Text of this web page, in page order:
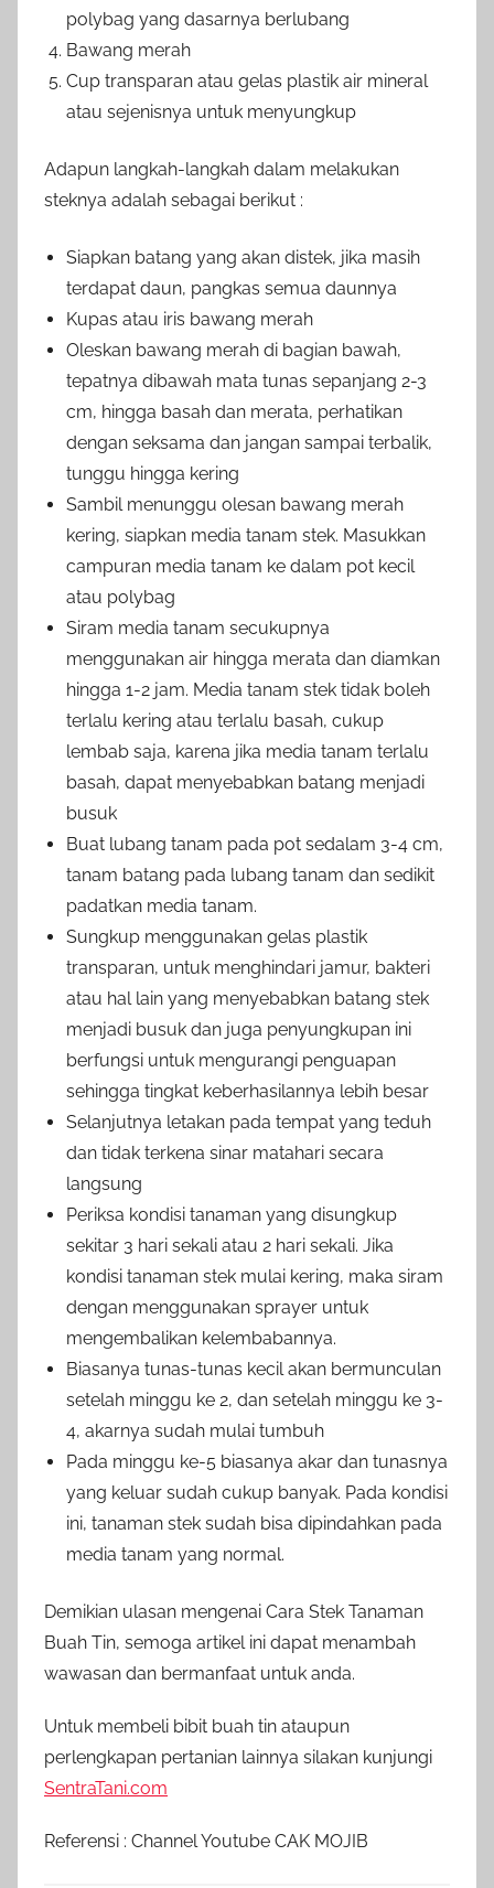
polybag yang dasarnya berlubang
Bawang merah
Cup transparan atau gelas plastik air mineral
atau sejenisnya untuk menyungkup
Adapun langkah-langkah dalam melakukan
steknya adalah sebagai berikut :
Siapkan batang yang akan distek, jika masih
terdapat daun, pangkas semua daunnya
Kupas atau iris bawang merah
Oleskan bawang merah di bagian bawah,
tepatnya dibawah mata tunas sepanjang 2-3
cm, hingga basah dan merata, perhatikan
dengan seksama dan jangan sampai terbalik,
tunggu hingga kering
Sambil menunggu olesan bawang merah
kering, siapkan media tanam stek. Masukkan
campuran media tanam ke dalam pot kecil
atau polybag
Siram media tanam secukupnya
menggunakan air hingga merata dan diamkan
hingga 1-2 jam. Media tanam stek tidak boleh
terlalu kering atau terlalu basah, cukup
lembab saja, karena jika media tanam terlalu
basah, dapat menyebabkan batang menjadi
busuk
Buat lubang tanam pada pot sedalam 3-4 cm,
tanam batang pada lubang tanam dan sedikit
padatkan media tanam.
Sungkup menggunakan gelas plastik
transparan, untuk menghindari jamur, bakteri
atau hal lain yang menyebabkan batang stek
menjadi busuk dan juga penyungkupan ini
berfungsi untuk mengurangi penguapan
sehingga tingkat keberhasilannya lebih besar
Selanjutnya letakan pada tempat yang teduh
dan tidak terkena sinar matahari secara
langsung
Periksa kondisi tanaman yang disungkup
sekitar 3 hari sekali atau 2 hari sekali. Jika
kondisi tanaman stek mulai kering, maka siram
dengan menggunakan sprayer untuk
mengembalikan kelembabannya.
Biasanya tunas-tunas kecil akan bermunculan
setelah minggu ke 2, dan setelah minggu ke 3-
4, akarnya sudah mulai tumbuh
Pada minggu ke-5 biasanya akar dan tunasnya
yang keluar sudah cukup banyak. Pada kondisi
ini, tanaman stek sudah bisa dipindahkan pada
media tanam yang normal.
Demikian ulasan mengenai Cara Stek Tanaman
Buah Tin, semoga artikel ini dapat menambah
wawasan dan bermanfaat untuk anda.
Untuk membeli bibit buah tin ataupun
perlengkapan pertanian lainnya silakan kunjungi
SentraTani.com
Referensi : Channel Youtube CAK MOJIB